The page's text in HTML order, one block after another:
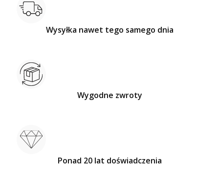
Wysyłka nawet tego samego dnia
Wygodne zwroty
Ponad 20 lat doświadczenia